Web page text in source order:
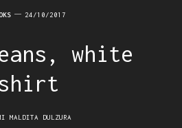
24/10/2017
white
MALDITA DULZURA